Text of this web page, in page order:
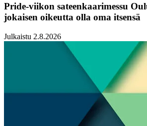
Pride-viikon sateenkaarimessu
jokaisen oikeutta olla oma itsensä
Julkaistu 2.8.2026